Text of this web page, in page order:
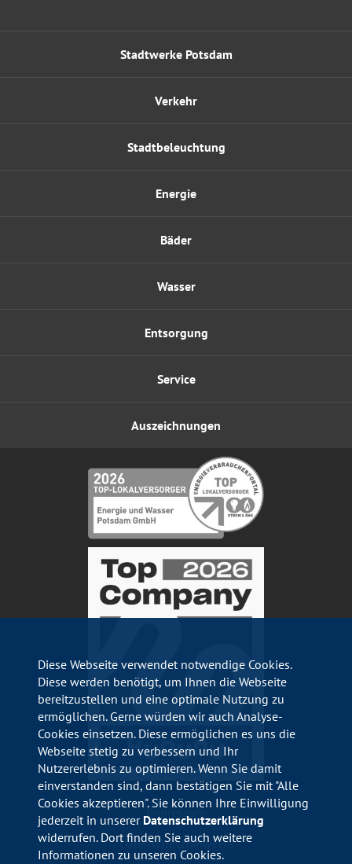
Stadtwerke Potsdam
Energie
Wasser
Verkehr
Bäder
Entsorgung
Stadtbeleuchtung
Service
Auszeichnungen
Impressum
Datenschutzhinweise
Diese Webseite verwendet notwendige Cookies.
Diese werden benötigt, um Ihnen die Webseite
bereitzustellen und eine optimale Nutzung zu
ermöglichen. Gerne würden wir auch Analyse-
Cookies einsetzen. Diese ermöglichen es uns die
Webseite stetig zu verbessern und Ihr
Nutzererlebnis zu optimieren. Wenn Sie damit
einverstanden sind, dann bestätigen Sie mit "Alle
Cookies akzeptieren". Sie können Ihre Einwilligung
jederzeit in unserer Datenschutzerklärung
widerrufen. Dort finden Sie auch weitere
Informationen zu unseren Cookies.